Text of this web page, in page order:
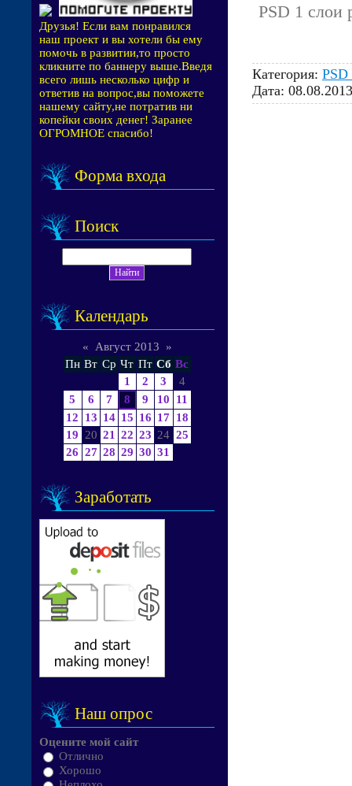
Друзья! Если вам понравился
наш проект и вы хотели бы ему
помочь в развитии,то просто
кликните по баннеру выше.Введя
всего лишь несколько цифр и
ответив на вопрос,вы поможете
нашему сайту,не потратив ни
копейки своих денег! Заранее
ОГРОМНОЕ спасибо!
Форма входа
Поиск
Календарь
« Август 2013
»
Пн Вт Ср Чт Пт Сб Вс
1
2 3
4
5
6 7 8 9 10
11
12
13 14 15 16 17 18
19
20 21 22 23 24 25
26 27 28 29 30 31
Заработать
Наш опрос
Оцените мой сайт
Отлично
Хорошо
PSD 1 слои
Категория: PSD
Дата: 08.08.2013